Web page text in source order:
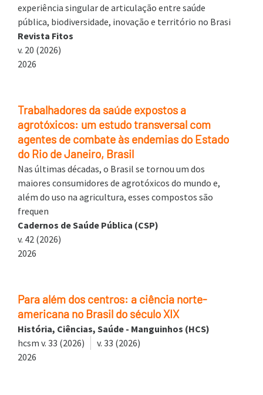
experiência singular de articulação entre saúde
pública, biodiversidade, inovação e território no Brasi
Revista Fitos
v. 20 (2026)
2026
Trabalhadores da saúde expostos a
agrotóxicos: um estudo transversal com
agentes de combate às endemias do Estado
do Rio de Janeiro, Brasil
Nas últimas décadas, o Brasil se tornou um dos
maiores consumidores de agrotóxicos do mundo e,
além do uso na agricultura, esses compostos são
frequen
Cadernos de Saúde Pública (CSP)
v. 42 (2026)
2026
Para além dos centros: a ciência norte-
americana no Brasil do século XIX
História, Ciências, Saúde - Manguinhos (HCS)
hcsm v. 33 (2026)
v. 33 (2026)
2026